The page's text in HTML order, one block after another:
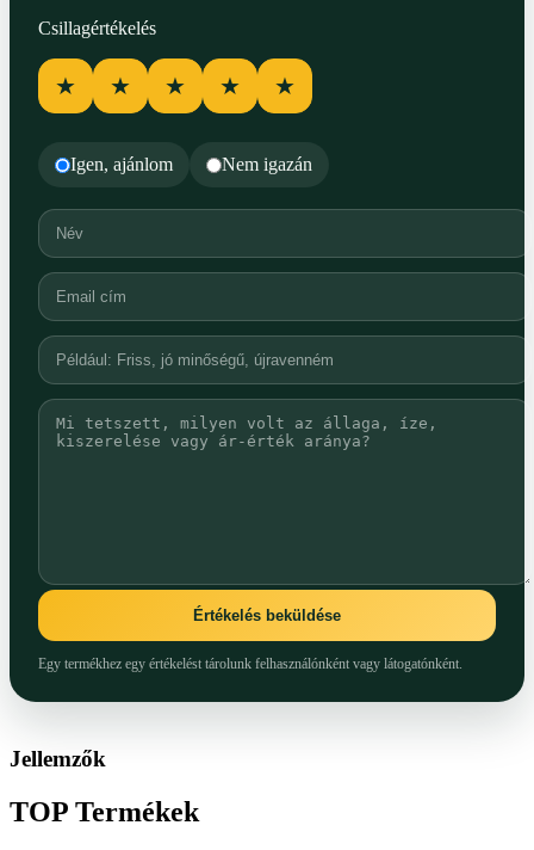
Csillagértékelés
★ ★ ★ ★ ★
Igen, ajánlom Nem igazán
Értékelés beküldése
Egy termékhez egy értékelést tárolunk felhasználónként vagy látogatónként.
Jellemzők
TOP Termékek